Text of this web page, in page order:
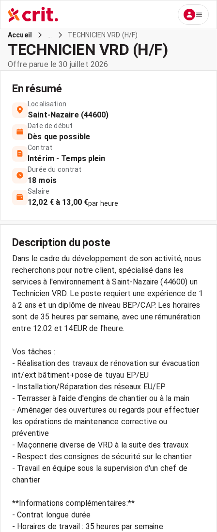
Accueil TECHNICIEN VRD (H/F)
TECHNICIEN VRD (H/F)
Offre parue le 30 juillet 2026
En résumé
Localisation
Saint-Nazaire (44600)
Date de début
Dès que possible
Contrat
Intérim - Temps plein
Durée du contrat
18 mois
Salaire
12,02 € à 13,00 €par heure
Description du poste
Dans le cadre du développement de son activité, nous
recherchons pour notre client, spécialisé dans les
services à l'environnement à Saint-Nazaire (44600) un
Technicien VRD. Le poste requiert une expérience de 1
à 2 ans et un diplôme de niveau BEP/CAP. Les horaires
sont de 35 heures par semaine, avec une rémunération
entre 12.02 et 14EUR de l'heure.
Vos tâches :
- Réalisation des travaux de rénovation sur évacuation
int/ext bâtiment+pose de tuyau EP/EU
- Installation/Réparation des réseaux EU/EP
- Terrasser à l'aide d'engins de chantier ou à la main
- Aménager des ouvertures ou regards pour effectuer
les opérations de maintenance corrective ou
préventive
- Maçonnerie diverse de VRD à la suite des travaux
- Respect des consignes de sécurité sur le chantier
- Travail en équipe sous la supervision d'un chef de
chantier
**Informations complémentaires:**
- Contrat longue durée
- Horaires de travail : 35 heures par semaine